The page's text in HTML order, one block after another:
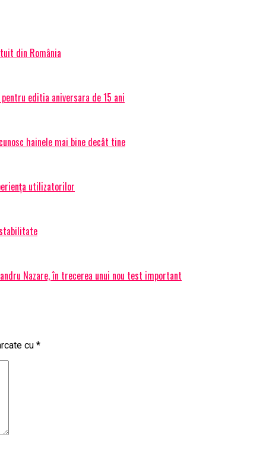
din România
editia aniversara de 15 ani
hainele mai bine decât tine
utilizatorilor
Nazare, în trecerea unui nou test important
cu *